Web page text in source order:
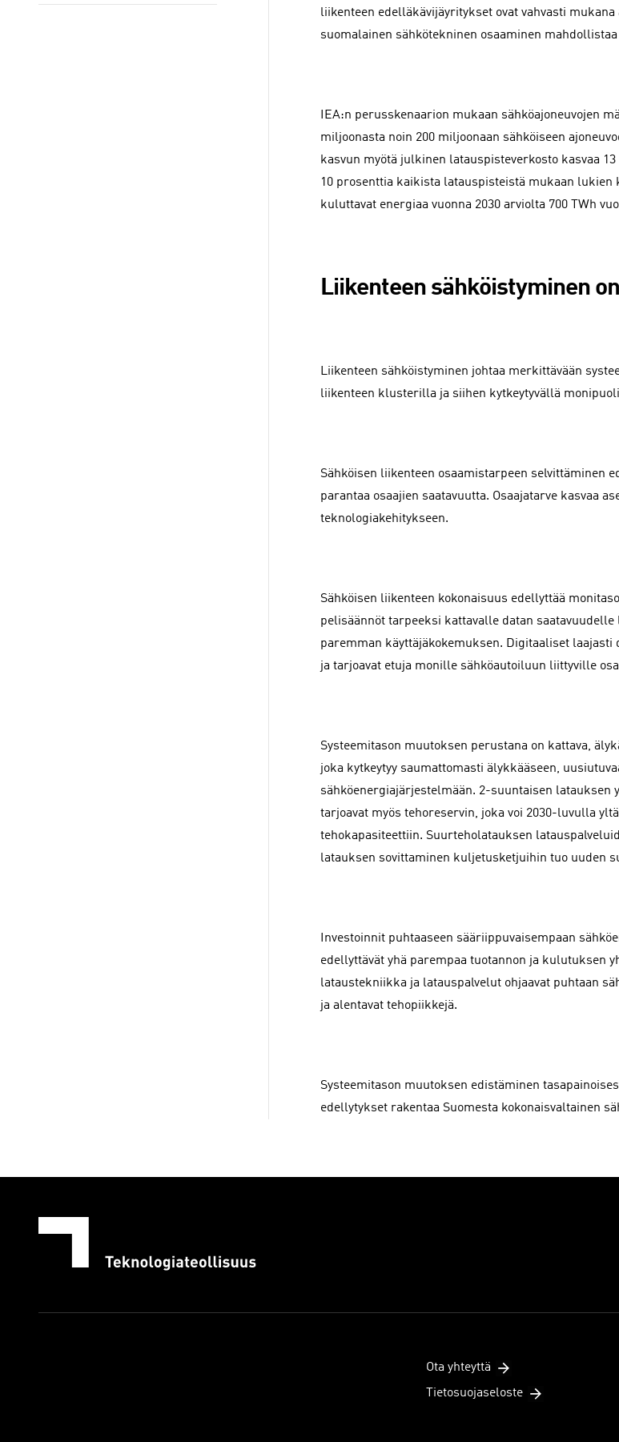
liikenteen edelläkävijäyritykset ovat vahvasti
suomalainen sähkötekninen osaaminen
IEA:n perusskenaarion mukaan sähköajoneuvojen
miljoonasta noin 200 miljoonaan sähköiseen
kasvun myötä julkinen latauspisteverkosto kasvaa
10 prosenttia kaikista latauspisteistä mukaan lukien
kuluttavat energiaa vuonna 2030 arviolta 700 TWh
Liikenteen sähköistyminen
Liikenteen sähköistyminen johtaa merkittävään
liikenteen klusterilla ja siihen kytkeytyvällä
Sähköisen liikenteen osaamistarpeen selvittäminen
parantaa osaajien saatavuutta. Osaajatarve kasvaa
teknologiakehitykseen.
Sähköisen liikenteen kokonaisuus edellyttää
pelisäännöt tarpeeksi kattavalle datan
paremman käyttäjäkokemuksen. Digitaaliset laajasti
ja tarjoavat etuja monille sähköautoiluun liittyville
Systeemitason muutoksen perustana on kattava,
joka kytkeytyy saumattomasti älykkääseen,
sähköenergiajärjestelmään. 2-suuntaisen latauksen
tarjoavat myös tehoreservin, joka voi 2030-luvulla
tehokapasiteettiin. Suurteholatauksen
latauksen sovittaminen kuljetusketjuihin tuo uuden
Investoinnit puhtaaseen sääriippuvaisempaan
edellyttävät yhä parempaa tuotannon ja kulutuksen
lataustekniikka ja latauspalvelut ohjaavat puhtaan
ja alentavat tehopiikkejä.
Systeemitason muutoksen edistäminen
edellytykset rakentaa Suomesta kokonaisvaltainen
Ota yhteyttä
Tietosuojaseloste